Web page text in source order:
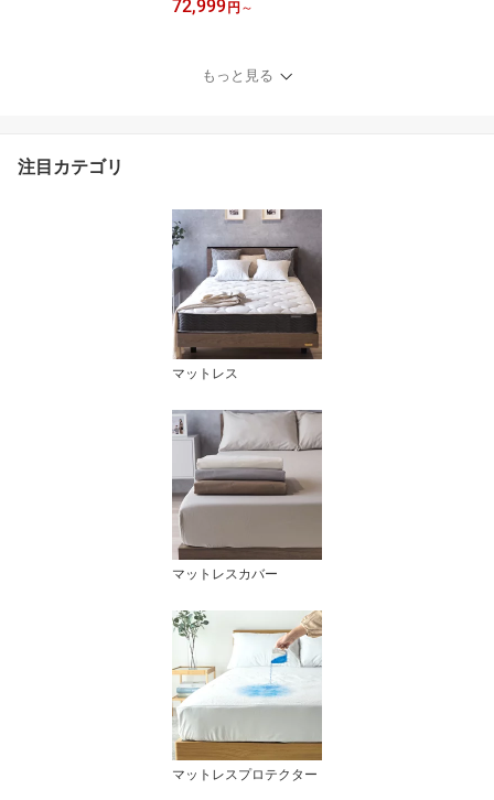
ダブル・ダブル フリーラ
料 電動リクライニング
ソファーベッド 開梱設置
72,999円 ～
もっと見る
注目カテゴリ
マットレス
マットレスカバー
マットレスプロテクター